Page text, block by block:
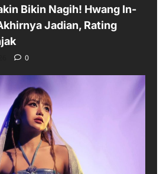
Bikin Nagih! Hwang In-
Jadian, Rating
0